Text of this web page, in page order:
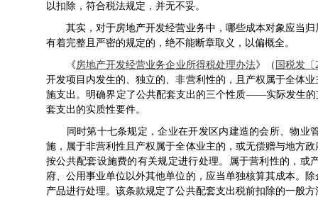
以扣除，符合税法规定，并无不妥。
其实，对于房地产开发经营业务中，哪些成本对象应当归
有着完整且严密的规定的，绝不能断章取义，以偏概全。
《房地产开发经营业务企业所得税处理办法》（ 国税发〔
开发项目内发生的、独立的、非营利性的，且产权属于全体
施支出。明确界定了公共配套支出的三个性质——实际发生
套支出的实质性要件。
同时第十七条规定，企业在开发区内建造的会所、物业
施，属于非营利性且产权属于全体业主的，或无偿赠与地方
按公共配套设施费的有关规定进行处理。属于营利性的，
府、公用事业单位以外其他单位的，应当单独核算其成本。
产品进行处理。该条款规定了公共配套支出税前扣除的一般